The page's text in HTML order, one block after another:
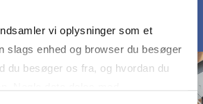
vi oplysninger som et
slags enhed og browser du besøger
du besøger os fra, og hvordan du